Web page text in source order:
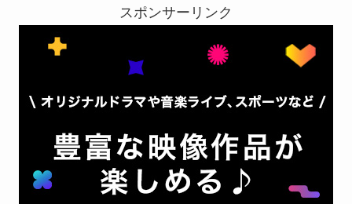
スポンサーリンク